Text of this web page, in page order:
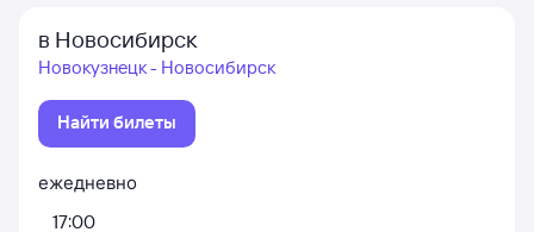
в Новосибирск
Новокузнецк - Новосибирск
Найти билеты
ежедневно
17:00